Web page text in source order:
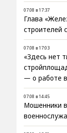
07.08 в 17:37
Глава
строителей
07.08 в 17:03
«Здесь нет
— о работе
07.08 в 14:45
Мошенники